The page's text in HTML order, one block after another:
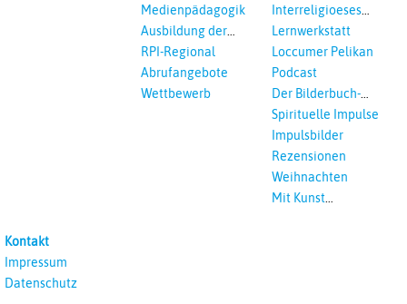
Medienpädagogik
Ausbildung der
Vikar*innen
RPI-Regional
Abrufangebote
Wettbewerb
Interreligioeses
Lernen
Lernwerkstatt
Loccumer Pelikan
Podcast
Der Bilderbuch-
Podcast
Spirituelle Impulse
Impulsbilder
Rezensionen
Weihnachten
Mit Kunst
Kontakt
Impressum
Datenschutz